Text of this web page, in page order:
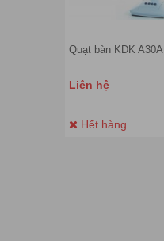
Quạt bàn KDK A30A
Liên hệ
Hết hàng